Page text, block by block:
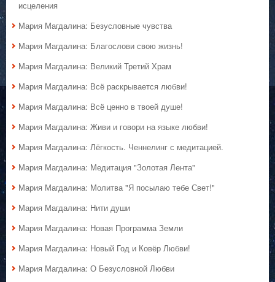
исцеления
Мария Магдалина: Безусловные чувства
Мария Магдалина: Благослови свою жизнь!
Мария Магдалина: Великий Третий Храм
Мария Магдалина: Всё раскрывается любви!
Мария Магдалина: Всё ценно в твоей душе!
Мария Магдалина: Живи и говори на языке любви!
Мария Магдалина: Лёгкость. Ченнелинг с медитацией.
Мария Магдалина: Медитация "Золотая Лента"
Мария Магдалина: Молитва "Я посылаю тебе Свет!"
Мария Магдалина: Нити души
Мария Магдалина: Новая Программа Земли
Мария Магдалина: Новый Год и Ковёр Любви!
Мария Магдалина: О Безусловной Любви